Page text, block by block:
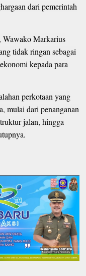
dari pemerintah
Wawako Markarius
tidak ringan sebagai
kepada para
perkotaan yang
mulai dari penanganan
jalan, hingga